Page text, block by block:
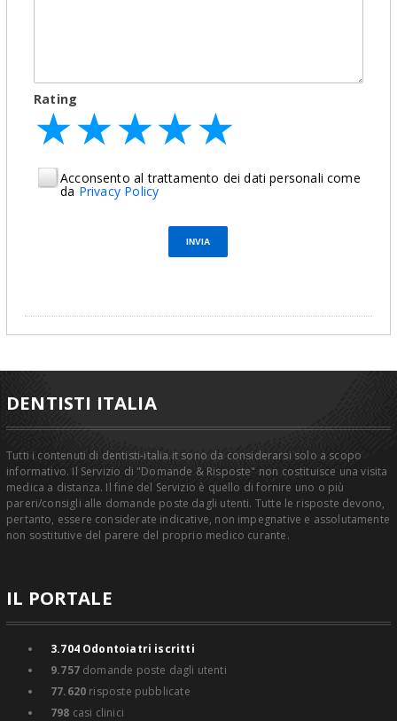
Rating
★
★★
★★★
★★★★
★★★★★
Acconsento al trattamento dei dati personali come
da Privacy Policy
DENTISTI ITALIA
Tutti i contenuti di dentisti-italia.it sono da considerarsi solo a scopo
informativo. Il Servizio di "Domande & Risposte" non costituisce una visita
medica a distanza. Il fine del Servizio è quello di fornire uno o più
pareri/consigli alle domande poste dagli utenti. Tutte le risposte devono,
pertanto, essere considerate indicative, non impegnative e assolutamente
non sostitutive del parere del proprio medico curante.
IL PORTALE
3.704Odontoiatri iscritti
9.757domande poste dagli utenti
77.620 risposte pubblicate
798 casi clinici